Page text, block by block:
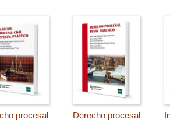
procesal
Derecho procesal